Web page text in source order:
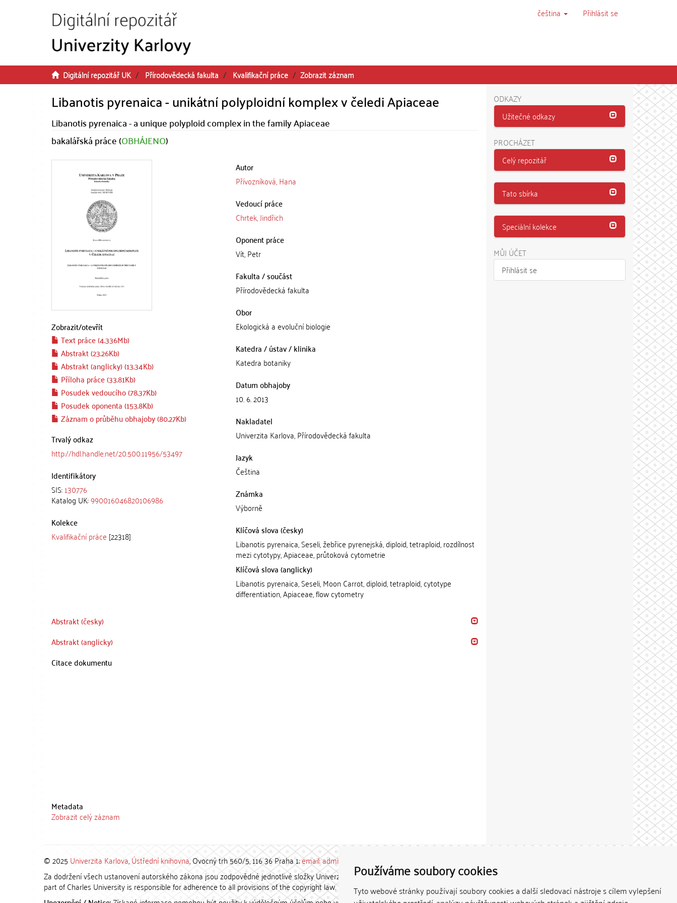
Používáme soubory cookies
Tyto webové stránky používají soubory cookies a další sledovací nástroje s cílem vylepšení
čeština Přihlásit se
Digitální repozitář UK Přírodovědecká fakulta Kvalifikační práce Zobrazit záznam
Libanotis pyrenaica - unikátní polyploidní komplex v čeledi Apiaceae
Libanotis pyrenaica - a unique polyploid complex in the family Apiaceae
bakalářská práce (OBHÁJENO)
Zobrazit/otevřít
Text práce (4.336Mb)
Abstrakt (23.26Kb)
Abstrakt (anglicky) (13.34Kb)
Příloha práce (33.81Kb)
Posudek vedoucího (78.37Kb)
Posudek oponenta (153.8Kb)
Záznam o průběhu obhajoby (80.27Kb)
Trvalý odkaz
http://hdl.handle.net/20.500.11956/53497
Identifikátory
SIS:130776
Katalog UK:990016046820106986
Kolekce
Kvalifikační práce [22318]
Autor
Přívozníková, Hana
Vedoucí práce
Chrtek, Jindřich
Oponent práce
Vít, Petr
Fakulta / součást
Přírodovědecká fakulta
Obor
Ekologická a evoluční biologie
Katedra / ústav / klinika
Katedra botaniky
Datum obhajoby
10. 6. 2013
Nakladatel
Univerzita Karlova, Přírodovědecká fakulta
Jazyk
Čeština
Známka
Výborně
Klíčová slova (česky)
Libanotis pyrenaica, Seseli, žebřice pyrenejská, diploid, tetraploid, rozdílnost
mezi cytotypy, Apiaceae, průtoková cytometrie
Klíčová slova (anglicky)
Libanotis pyrenaica, Seseli, Moon Carrot, diploid, tetraploid, cytotype
differentiation, Apiaceae, flow cytometry
Abstrakt (česky)
Abstrakt (anglicky)
Citace dokumentu
Metadata
Zobrazit celý záznam
ODKAZY
Užitečné odkazy
PROCHÁZET
Celý repozitář
Tato sbírka
Speciální kolekce
MŮJ ÚČET
Přihlásit se
© 2025 Univerzita Karlova,Ústřední knihovna, Ovocný trh 560/5, 116 36 Praha 1;email: admin-repozitar [at] cuni.cz
Za dodržení všech ustanovení autorského zákona jsou zodpovědné jednotlivé složky Univerzity Karlovy. / Each constituent
part of Charles University is responsible for adherence to all provisions of the copyright law.